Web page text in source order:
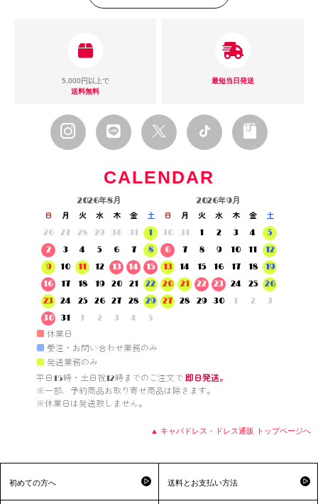
5,000円以上で
送料無料
最短当日発送
CALENDAR
2026年8月
日 月 火 水 木 金
土
26
27 28 29 30 31
1
2
3 4 5 6 7
8
9
10 11 12 13 14
15
16
17 18 19 20 21
22
23
24 25 26 27 28
29
30
31 1 2 3 4 5
2026年9月
日 月 火 水 木 金
土
30
31 1 2 3 4
5
6
7 8 9 10 11
12
13
14 15 16 17 18
19
20
21 22 23 24 25
26
27
28 29 30 1 2 3
■ 休業日
■ 受注・お問い合わせ業務のみ
■ 発送業務のみ
平日15時・土日祝12時までのご注文で 即日発送。
※一部、予約商品お取り寄せ商品は除きます。
※休業日は発送致しません。
▲ キャバドレス・ドレス通販 トップページへ
初めての方へ 送料とお支払い方法